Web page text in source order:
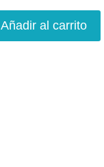
Añadir al carrito